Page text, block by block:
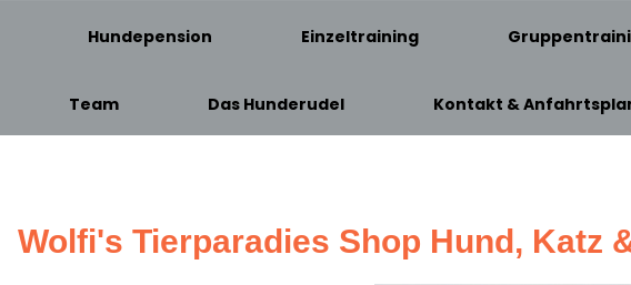
Hundepension Einzeltraining
Team Das Hunderudel Kontakt &
Wolfi's Tierparadies Shop Hund, Katz